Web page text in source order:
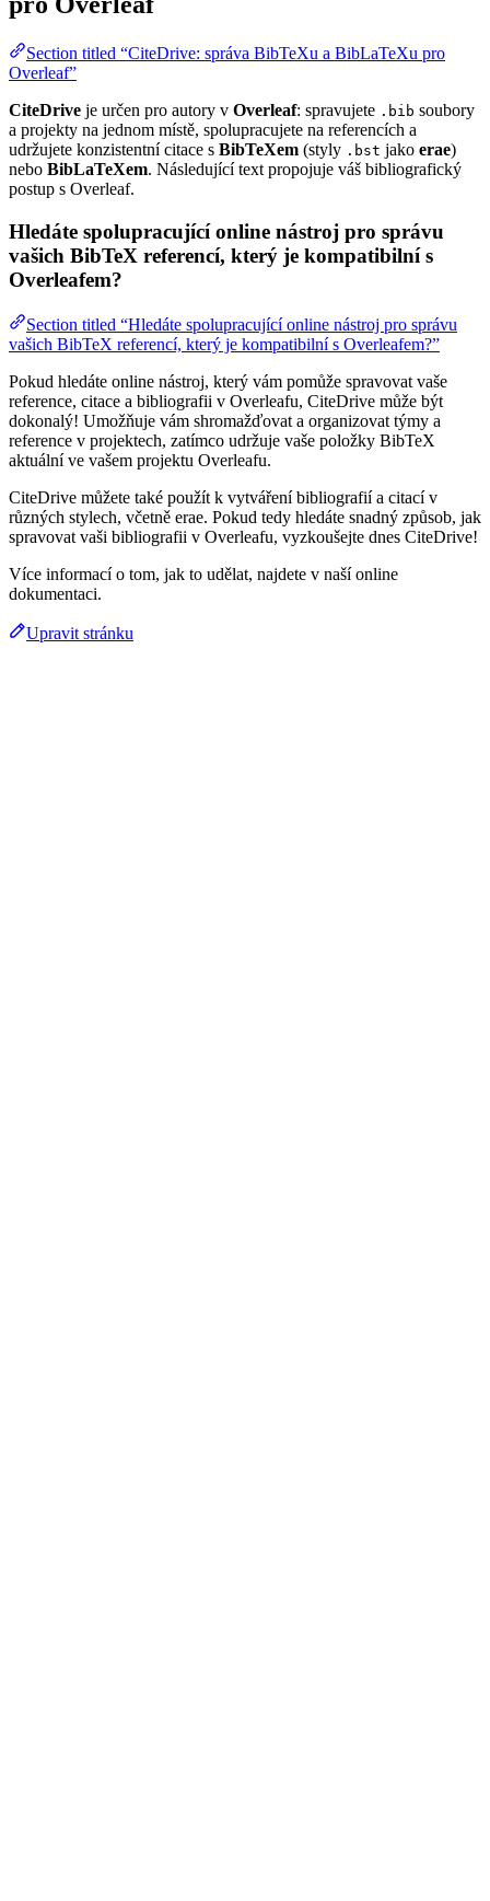
Section titled “CiteDrive: správa BibTeXu a BibLaTeXu pro
Overleaf”
CiteDrive je určen pro autory v Overleaf: spravujete .bib soubory
a projekty na jednom místě, spolupracujete na referencích a
udržujete konzistentní citace s BibTeXem (styly .bst jako erae)
nebo BibLaTeXem. Následující text propojuje váš bibliografický
postup s Overleaf.
Hledáte spolupracující online nástroj pro správu
vašich BibTeX referencí, který je kompatibilní s
Overleafem?
Section titled “Hledáte spolupracující online nástroj pro správu
vašich BibTeX referencí, který je kompatibilní s Overleafem?”
Pokud hledáte online nástroj, který vám pomůže spravovat vaše
reference, citace a bibliografii v Overleafu, CiteDrive může být
dokonalý! Umožňuje vám shromažďovat a organizovat týmy a
reference v projektech, zatímco udržuje vaše položky BibTeX
aktuální ve vašem projektu Overleafu.
CiteDrive můžete také použít k vytváření bibliografií a citací v
různých stylech, včetně erae. Pokud tedy hledáte snadný způsob, jak
spravovat vaši bibliografii v Overleafu, vyzkoušejte dnes CiteDrive!
Více informací o tom, jak to udělat, najdete v naší online
dokumentaci.
Upravit stránku